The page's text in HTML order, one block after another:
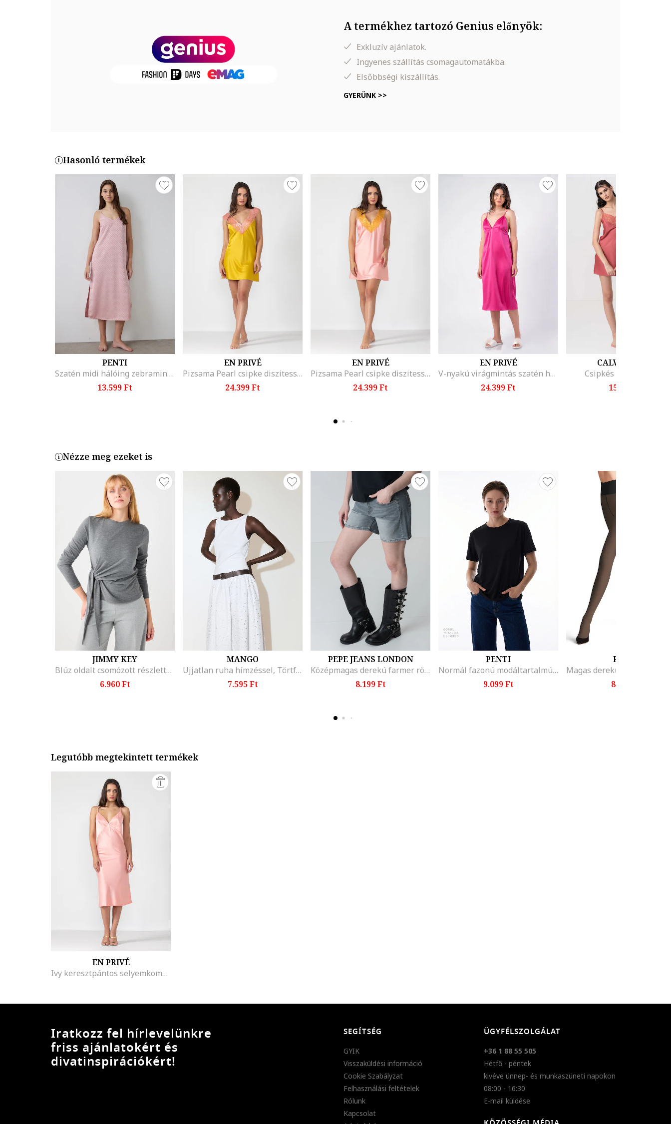
A termékhez tartozó Genius előnyök:
Exkluzív ajánlatok.
Ingyenes szállítás csomagautomatákba.
Elsőbbségi kiszállítás.
GYERÜNK >>
Hasonló termékek
PENTI
Szatén midi hálóing zebramintával, Lazacszín
13.599 Ft
EN PRIVÉ
Pizsama Pearl csipke diszitessel, En Prive
24.399 Ft
EN PRIVÉ
Pizsama Pearl csipke diszitessel, En Prive
24.399 Ft
EN PRIVÉ
V-nyakú virágmintás szatén hálóing, Fukszia
24.399 Ft
CALVIN KLEIN
Csipkés hálóing, Piros
15.399 Ft
Nézze meg ezeket is
JIMMY KEY
Blúz oldalt csomózott részlettel, Melange szürke
6.960 Ft
MANGO
Ujjatlan ruha hímzéssel, Törtfehér
7.595 Ft
PEPE JEANS LONDON
Középmagas derekú farmer rövidnadrág, Melange világosszürke
8.199 Ft
PENTI
Normál fazonú modáltartalmú póló, Fekete
9.099 Ft
FALKE
8.063 Ft
Legutóbb megtekintett termékek
EN PRIVÉ
Ivy keresztpántos selyemkombiné, Pasztellrózsaszín
Iratkozz fel hírlevelünkre
friss ajánlatokért és
divatinspirációkért!
SEGÍTSÉG
GYIK
Visszaküldési információ
Cookie Szabályzat
Felhasználási feltételek
Rólunk
Kapcsolat
ÜGYFÉLSZOLGÁLAT
+36 1 88 55 505
Hétfő - péntek
kivéve ünnep- és munkaszüneti napokon
08:00 - 16:30
E-mail küldése